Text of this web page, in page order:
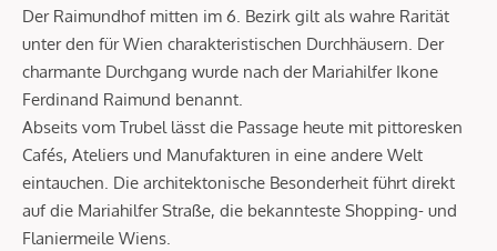
Der Raimundhof mitten im 6. Bezirk gilt als wahre Rarität
unter den für Wien charakteristischen Durchhäusern. Der
charmante Durchgang wurde nach der Mariahilfer Ikone
Ferdinand Raimund benannt.
Abseits vom Trubel lässt die Passage heute mit pittoresken
Cafés, Ateliers und Manufakturen in eine andere Welt
eintauchen. Die architektonische Besonderheit führt direkt
auf die Mariahilfer Straße, die bekannteste Shopping- und
Flaniermeile Wiens.